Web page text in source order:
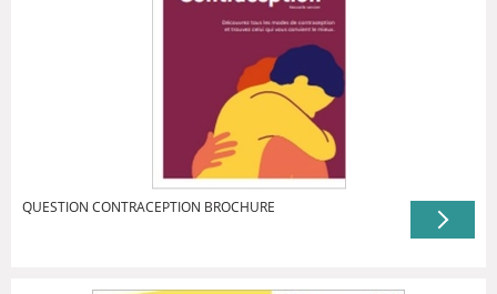
QUESTION CONTRACEPTION BROCHURE